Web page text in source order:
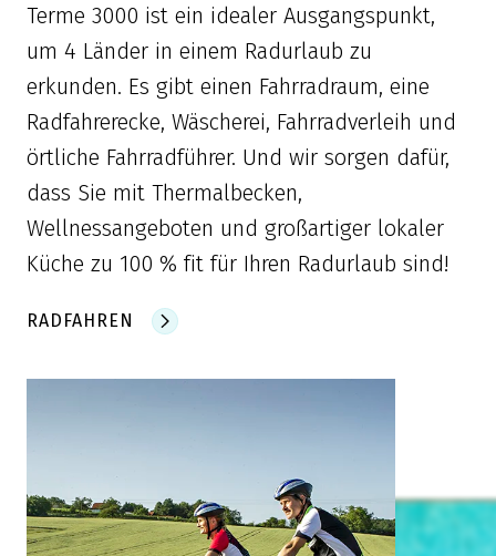
Terme 3000 ist ein idealer Ausgangspunkt,
um 4 Länder in einem Radurlaub zu
erkunden. Es gibt einen Fahrradraum, eine
Radfahrerecke, Wäscherei, Fahrradverleih und
örtliche Fahrradführer. Und wir sorgen dafür,
dass Sie mit Thermalbecken,
Wellnessangeboten und großartiger lokaler
Küche zu 100 % fit für Ihren Radurlaub sind!
RADFAHREN